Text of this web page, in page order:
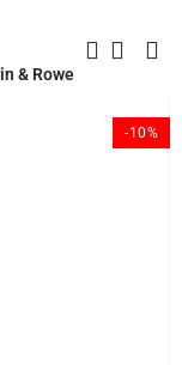
& Rowe
-10%